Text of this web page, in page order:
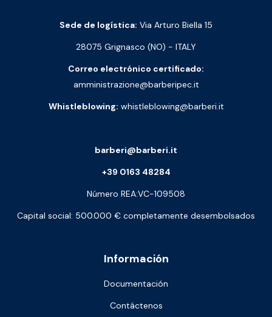
Sede de logística: Via Arturo Biella 15
28075 Grignasco (NO) - ITALY
Correo electrónico certificado:
amministrazione@barberipec.it
Whistleblowing: whistleblowing@barberi.it
Información
Documentación
Contáctenos
barberi@barberi.it
+39 0163 48284
Número REA:VC-109508
Capital social: 500.000 € completamente desembolsados